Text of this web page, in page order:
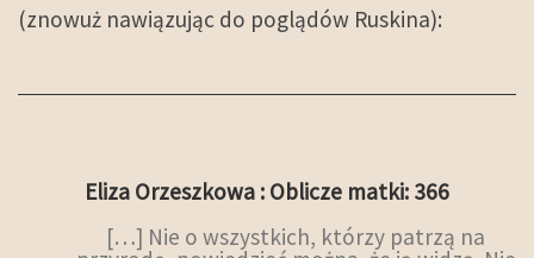
(znowuż nawiązując do poglądów Ruskina):
Eliza Orzeszkowa : Oblicze matki: 366
[…] Nie o wszystkich, którzy patrzą na